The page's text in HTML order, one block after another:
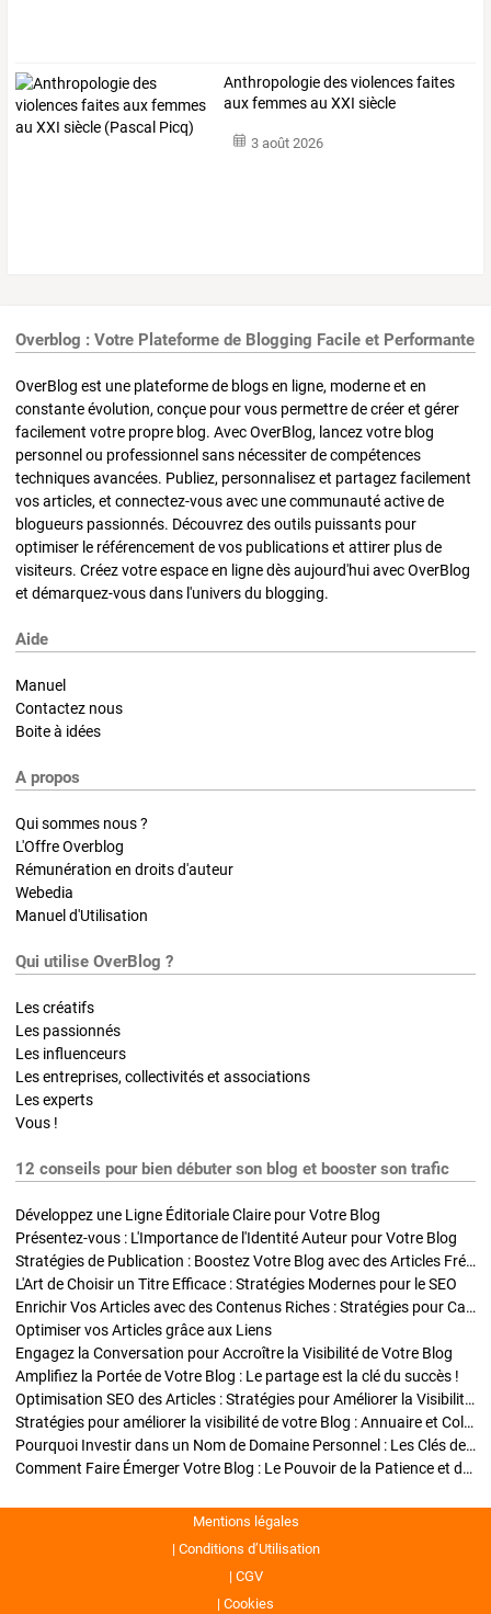
Anthropologiedesviolencesfaites
auxfemmesau XXI siècle
3 août 2026
Overblog : Votre Plateforme de Blogging Facile et Performante
OverBlog est une plateforme de blogs en ligne, moderne et en
constante évolution, conçue pour vous permettre de créer et gérer
facilement votre propre blog. Avec OverBlog, lancez votre blog
personnel ou professionnel sans nécessiter de compétences
techniques avancées. Publiez, personnalisez et partagez facilement
vos articles, et connectez-vous avec une communauté active de
blogueurs passionnés. Découvrez des outils puissants pour
optimiser le référencement de vos publications et attirer plus de
visiteurs. Créez votre espace en ligne dès aujourd'hui avec OverBlog
et démarquez-vous dans l'univers du blogging.
Aide
Manuel
Contactez nous
Boite à idées
A propos
Qui sommes nous ?
L'Offre Overblog
Rémunération en droits d'auteur
Webedia
Manuel d'Utilisation
Qui utilise OverBlog ?
Les créatifs
Les passionnés
Les influenceurs
Les entreprises, collectivités et associations
Les experts
Vous !
12 conseils pour bien débuter son blog et booster son trafic
Développez une Ligne Éditoriale Claire pour Votre Blog
Présentez-vous : L'Importance de l'Identité Auteur pour Votre Blog
Stratégies de Publication : Boostez Votre Blog avec des Articles Fréquents et Exclusifs
L'Art de Choisir un Titre Efficace : Stratégies Modernes pour le SEO
Enrichir Vos Articles avec des Contenus Riches : Stratégies pour Captiver et Optimiser
Optimiser vos Articles grâce aux Liens
Engagez la Conversation pour Accroître la Visibilité de Votre Blog
Amplifiez la Portée de Votre Blog : Le partage est la clé du succès !
Optimisation SEO des Articles : Stratégies pour Améliorer la Visibilité de Votre Blog
Stratégies pour améliorer la visibilité de votre Blog : Annuaire et Collaborations
Pourquoi Investir dans un Nom de Domaine Personnel : Les Clés de la Réussite de Votre Blog
Comment Faire Émerger Votre Blog : Le Pouvoir de la Patience et de la Persévérance
Mentions légales
Conditions d’Utilisation
CGV
Cookies